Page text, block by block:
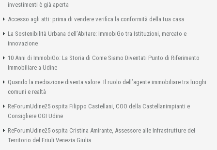
investimenti è già aperta
Accesso agli atti: prima di vendere verifica la conformità della tua casa
La Sostenibilità Urbana dell’Abitare: ImmobiGo tra Istituzioni, mercato e
innovazione
10 Anni di ImmobiGo: La Storia di Come Siamo Diventati Punto di Riferimento
Immobiliare a Udine
Quando la mediazione diventa valore. Il ruolo dell’agente immobiliare tra luoghi
comuni e realtà
ReForumUdine25 ospita Filippo Castellani, COO della Castellanimpianti e
Consigliere GGI Udine
ReForumUdine25 ospita Cristina Amirante, Assessore alle Infrastrutture del
Territorio del Friuli Venezia Giulia